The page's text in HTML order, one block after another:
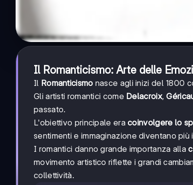
Il Romanticismo: Arte delle
Il Romanticismo nasce agli inizi del 1800
Gli artisti romantici come Delacroix,
passato.
L'obiettivo principale eracoinvolgere lo
sentimenti e immaginazione diventano
I romantici danno grande importanza alla
movimento artistico riflette i grandi
collettività.